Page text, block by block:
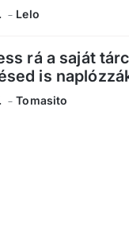
Lelo
rá a saját
is
Tomasito